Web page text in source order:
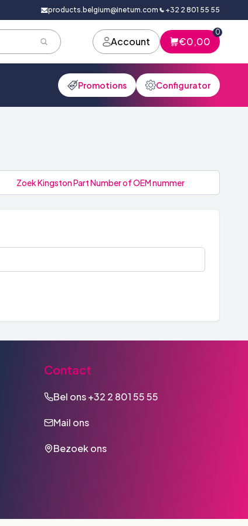
products.belgium@inetum.com +32 2 801 55 55
Account €0,00
0
Promotions Configurator
Zoek Kingston Part Number of OEM nummer
Contact
Bel ons+32 2 801 55 55
Mail ons
Bezoek ons